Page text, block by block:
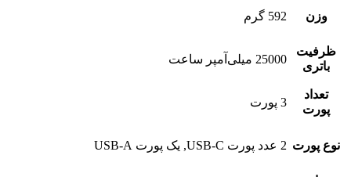
وزن 592 گرم
ظرفیت
باتری
25000 میلی‌آمپر ساعت
تعداد
پورت
3 پورت
نوع پورت‌ 2 عدد پورت USB-C, یک پورت USB-A